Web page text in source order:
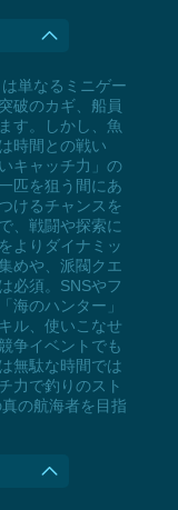
単なるミニゲー
破のカギ、船員
す。しかし、魚
時間との戦い
キャッチ力」の
匹を狙う間にあ
けるチャンスを
、戦闘や探索に
よりダイナミッ
めや、派閥クエ
必須。SNSやフ
海のハンター」
ル、使いこなせ
争イベントでも
無駄な時間では
力で釣りのスト
の航海者を目指